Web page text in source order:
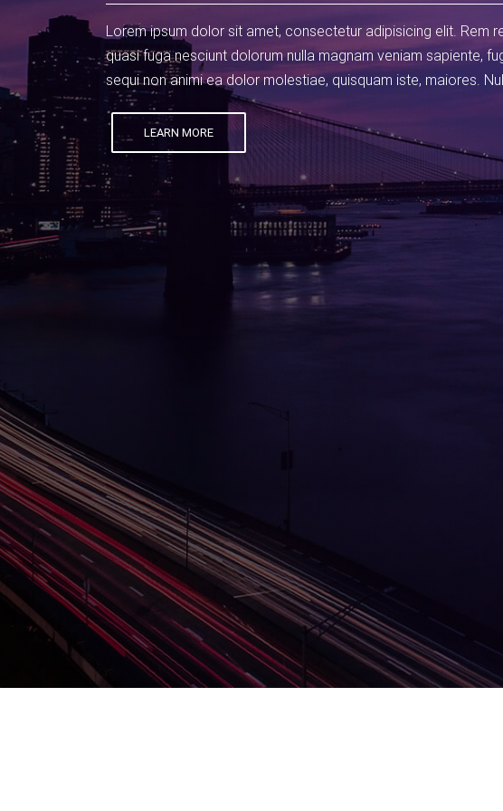
Lorem ipsum dolor sit amet, consectetur adipisicing elit. Rem
quasi fuga nesciunt dolorum nulla magnam veniam sapiente,
sequi non animi ea dolor molestiae, quisquam iste, maiores.
LEARN MORE